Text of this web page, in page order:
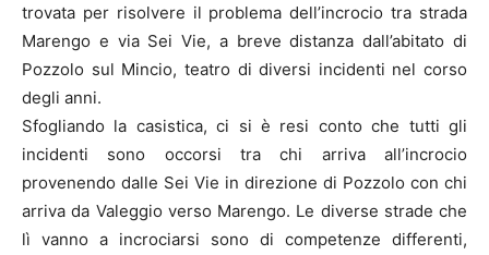
trovata per risolvere il problema dell’incrocio tra strada
Marengo e via Sei Vie, a breve distanza dall’abitato di
Pozzolo sul Mincio, teatro di diversi incidenti nel corso
degli anni.
Sfogliando la casistica, ci si è resi conto che tutti gli
incidenti sono occorsi tra chi arriva all’incrocio
provenendo dalle Sei Vie in direzione di Pozzolo con chi
arriva da Valeggio verso Marengo. Le diverse strade che
lì vanno a incrociarsi sono di competenze differenti,